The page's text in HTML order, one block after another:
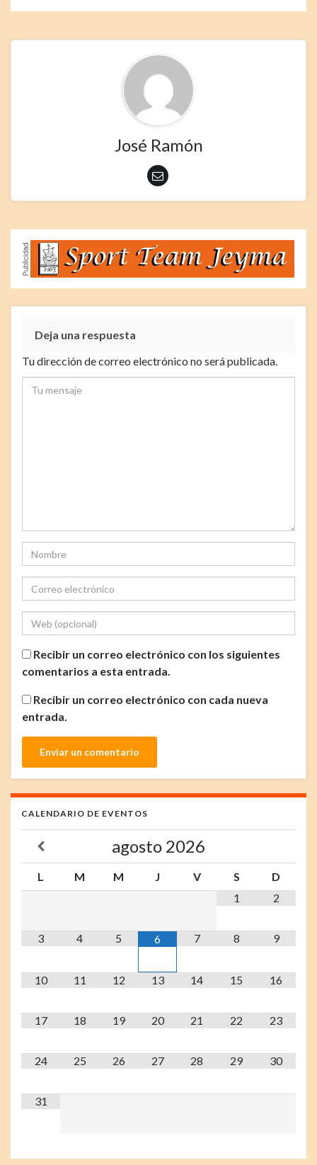
José Ramón
Deja una respuesta
Tu dirección de correo electrónico no será publicada.
Recibir un correo electrónico con los siguientes
comentarios a esta entrada.
Recibir un correo electrónico con cada nueva
entrada.
CALENDARIO DE EVENTOS
agosto 2026
L M M J V S
D
1
2
3 4 5 6 7 8 9
10 11 12 13 14 15 16
17 18 19 20 21 22 23
24 25 26 27 28 29 30
31